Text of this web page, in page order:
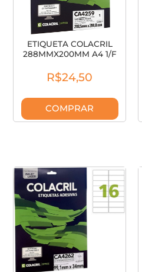
ETIQUETA COLACRIL
288MMX200MM A4 1/F
R$24,50
COMPRAR